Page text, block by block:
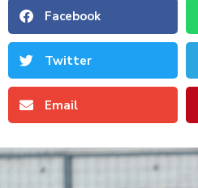
Facebook
Twitter
Email